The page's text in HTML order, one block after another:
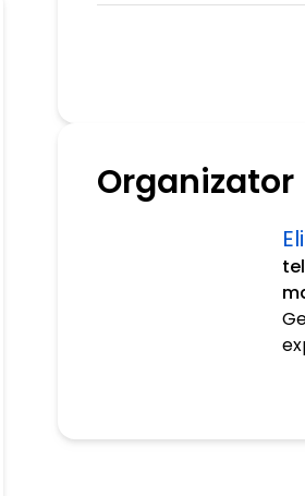
Organizator